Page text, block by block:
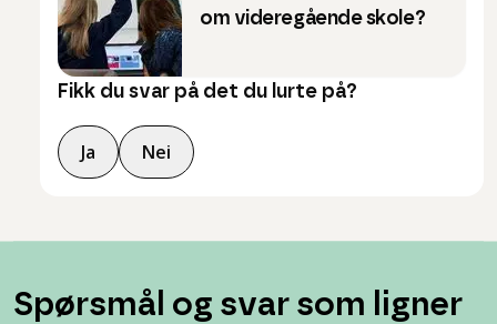
om videregående skole?
Fikk du svar på det du lurte på?
Ja Nei
Spørsmål og svar som ligner